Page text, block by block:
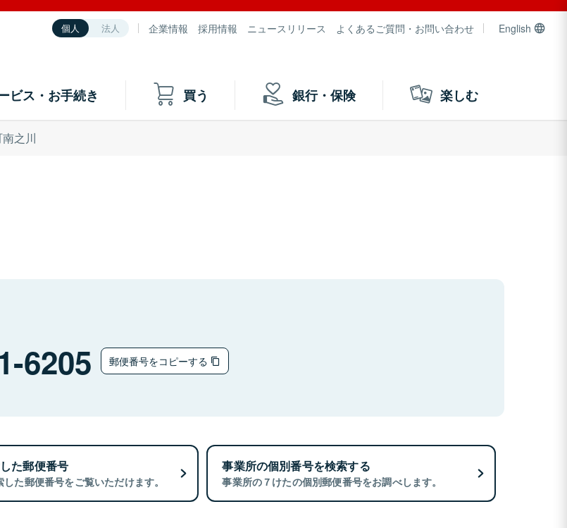
個人 法人 企業情報 採用情報 ニュースリリース よくあるご質問・お問い合わせ English
ビス・お手続き 買う 銀行・保険 楽しむ
之川
6205 郵便番号をコピーする
た郵便番号
た郵便番号をご覧いただけます。
事業所の個別番号を検索する
事業所の７けたの個別郵便番号をお調べします。